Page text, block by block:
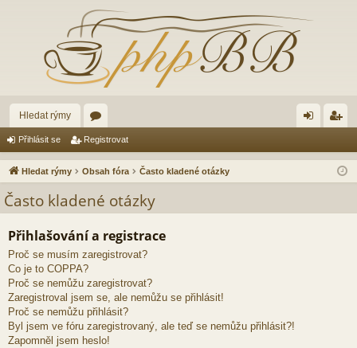
Hledat rýmy
ór
a lá
se
ist
va
Přihlásit se Registrovat
Hledat rýmy Obsah fóra Často kladené otázky
Často kladené otázky
Přihlašování a registrace
Proč se musím zaregistrovat?
Co je to COPPA?
Proč se nemůžu zaregistrovat?
Zaregistroval jsem se, ale nemůžu se přihlásit!
Proč se nemůžu přihlásit?
Byl jsem ve fóru zaregistrovaný, ale teď se nemůžu přihlásit?!
Zapomněl jsem heslo!